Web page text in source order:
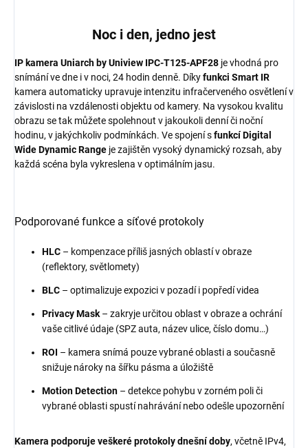
Noc i den, jedno jest
IP kamera Uniarch by Uniview IPC-T125-APF28 je vhodná pro
snímání ve dne i v noci, 24 hodin denně. Díkyfunkci Smart IR
kamera automaticky upravuje intenzitu infračerveného osvětlení v
závislosti na vzdálenosti objektu od kamery. Na vysokou kvalitu
obrazu se tak můžete spolehnout v jakoukoli denní či noční
hodinu, v jakýchkoliv podmínkách. Ve spojení sfunkcí Digital
Wide Dynamic Range je zajištěn vysoký dynamický rozsah, aby
každá scéna byla vykreslena v optimálním jasu.
Podporované funkce a síťové protokoly
HLC – kompenzace příliš jasných oblastí v obraze
(reflektory, světlomety)
BLC – optimalizuje expozici v pozadí i popředí videa
Privacy Mask – zakryje určitou oblast v obraze a ochrání
vaše citlivé údaje (SPZ auta, název ulice, číslo domu…)
ROI – kamera snímá pouze vybrané oblasti a současně
snižuje nároky na šířku pásma a úložiště
Motion Detection – detekce pohybu v zorném poli či
vybrané oblasti spustí nahrávání nebo odešle upozornění
Kamera podporuje veškeré protokoly dnešní doby, včetně IPv4,